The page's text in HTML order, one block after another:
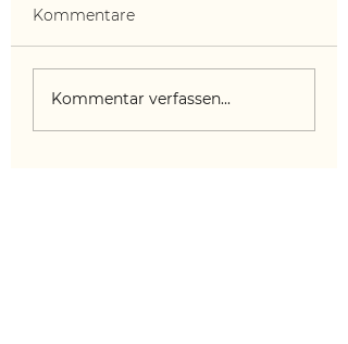
Kommentare
Kommentar verfassen...